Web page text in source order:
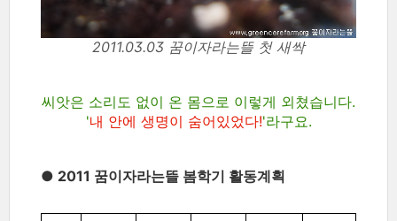
2011.03.03 꿈이자라는뜰 첫 새싹
씨앗은 소리도 없이 온 몸으로 이렇게 외쳤습니다.
'내 안에 생명이 숨어있었다!'라구요.
● 2011 꿈이자라는뜰 봄학기 활동계획